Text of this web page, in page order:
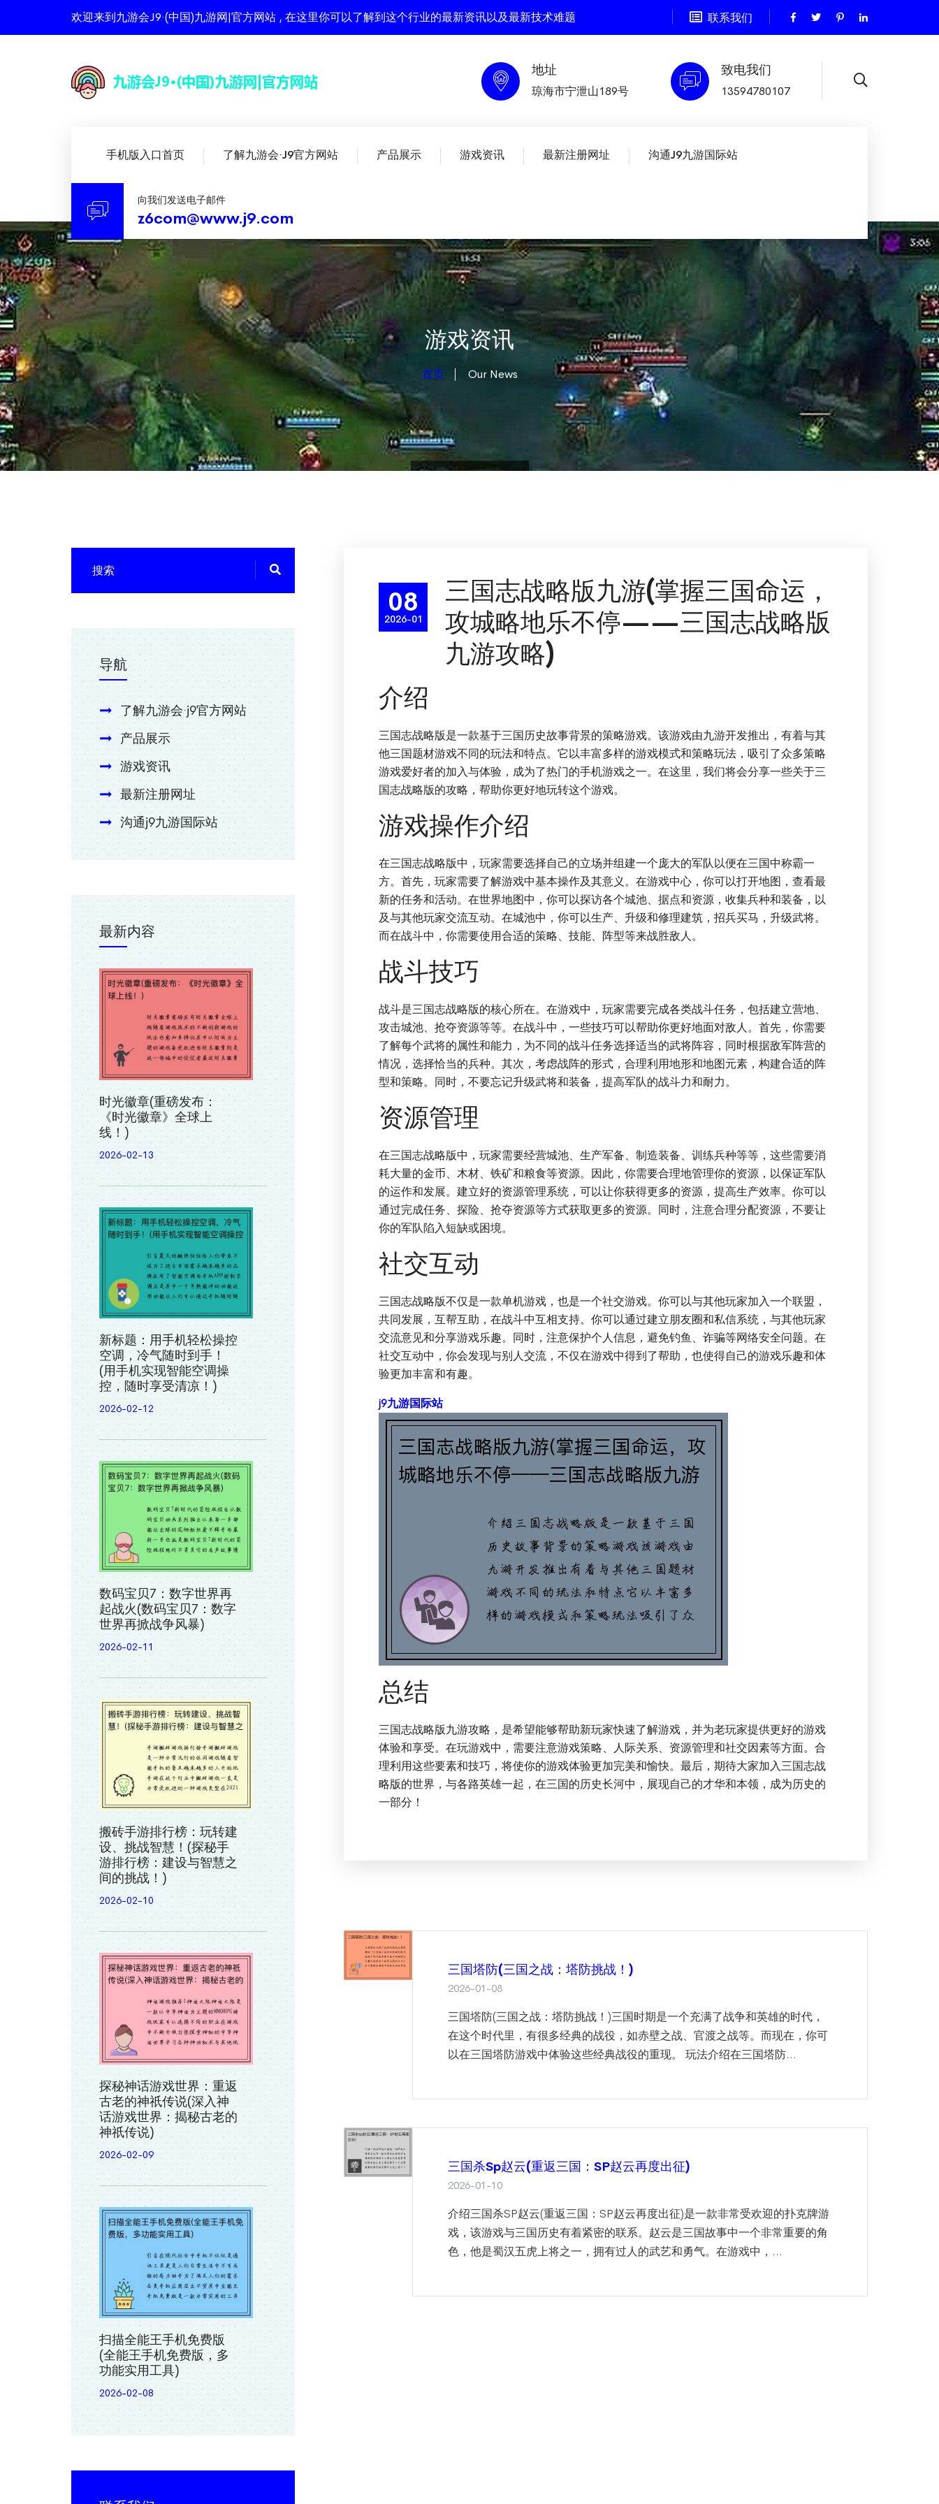
欢迎来到九游会J9·(中国)九游网|官方网站 , 在这里你可以了解到这个行业的最新资讯以及最新技术难题 联系我们
地址
琼海市宁泄山189号
致电我们
13594780107
手机版入口首页 了解九游会·J9官方网站 产品展示 游戏资讯 最新注册网址 沟通J9九游国际站
向我们发送电子邮件
z6com@www.j9.com
游戏资讯
首页 Our News
08
2026-01
三国志战略版九游(掌握三国命运，
攻城略地乐不停——三国志战略版
九游攻略)
介绍
三国志战略版是一款基于三国历史故事背景的策略游戏。该游戏由九游开发推出，有着与其
他三国题材游戏不同的玩法和特点。它以丰富多样的游戏模式和策略玩法，吸引了众多策略
游戏爱好者的加入与体验，成为了热门的手机游戏之一。在这里，我们将会分享一些关于三
国志战略版的攻略，帮助你更好地玩转这个游戏。
游戏操作介绍
在三国志战略版中，玩家需要选择自己的立场并组建一个庞大的军队以便在三国中称霸一
方。首先，玩家需要了解游戏中基本操作及其意义。在游戏中心，你可以打开地图，查看最
新的任务和活动。在世界地图中，你可以探访各个城池、据点和资源，收集兵种和装备，以
及与其他玩家交流互动。在城池中，你可以生产、升级和修理建筑，招兵买马，升级武将。
而在战斗中，你需要使用合适的策略、技能、阵型等来战胜敌人。
战斗技巧
战斗是三国志战略版的核心所在。在游戏中，玩家需要完成各类战斗任务，包括建立营地、
攻击城池、抢夺资源等等。在战斗中，一些技巧可以帮助你更好地面对敌人。首先，你需要
了解每个武将的属性和能力，为不同的战斗任务选择适当的武将阵容，同时根据敌军阵营的
情况，选择恰当的兵种。其次，考虑战阵的形式，合理利用地形和地图元素，构建合适的阵
型和策略。同时，不要忘记升级武将和装备，提高军队的战斗力和耐力。
资源管理
在三国志战略版中，玩家需要经营城池、生产军备、制造装备、训练兵种等等，这些需要消
耗大量的金币、木材、铁矿和粮食等资源。因此，你需要合理地管理你的资源，以保证军队
的运作和发展。建立好的资源管理系统，可以让你获得更多的资源，提高生产效率。你可以
通过完成任务、探险、抢夺资源等方式获取更多的资源。同时，注意合理分配资源，不要让
你的军队陷入短缺或困境。
社交互动
三国志战略版不仅是一款单机游戏，也是一个社交游戏。你可以与其他玩家加入一个联盟，
共同发展，互帮互助，在战斗中互相支持。你可以通过建立朋友圈和私信系统，与其他玩家
交流意见和分享游戏乐趣。同时，注意保护个人信息，避免钓鱼、诈骗等网络安全问题。在
社交互动中，你会发现与别人交流，不仅在游戏中得到了帮助，也使得自己的游戏乐趣和体
验更加丰富和有趣。
j9九游国际站
总结
三国志战略版九游攻略，是希望能够帮助新玩家快速了解游戏，并为老玩家提供更好的游戏
体验和享受。在玩游戏中，需要注意游戏策略、人际关系、资源管理和社交因素等方面。合
理利用这些要素和技巧，将使你的游戏体验更加完美和愉快。最后，期待大家加入三国志战
略版的世界，与各路英雄一起，在三国的历史长河中，展现自己的才华和本领，成为历史的
一部分！
三国塔防(三国之战：塔防挑战！)
2026-01-08
三国塔防(三国之战：塔防挑战！)三国时期是一个充满了战争和英雄的时代，
在这个时代里，有很多经典的战役，如赤壁之战、官渡之战等。而现在，你可
以在三国塔防游戏中体验这些经典战役的重现。 玩法介绍在三国塔防...
三国杀sp赵云(重返三国：SP赵云再度出征)
2026-01-10
介绍三国杀SP赵云(重返三国：SP赵云再度出征)是一款非常受欢迎的扑克牌游
戏，该游戏与三国历史有着紧密的联系。赵云是三国故事中一个非常重要的角
色，他是蜀汉五虎上将之一，拥有过人的武艺和勇气。在游戏中，...
导航
了解九游会·j9官方网站
产品展示
游戏资讯
最新注册网址
沟通j9九游国际站
最新内容
时光徽章(重磅发布：
《时光徽章》全球上
线！)
2026-02-13
新标题：用手机轻松操控
空调，冷气随时到手！
(用手机实现智能空调操
控，随时享受清凉！)
2026-02-12
数码宝贝7：数字世界再
起战火(数码宝贝7：数字
世界再掀战争风暴)
2026-02-11
搬砖手游排行榜：玩转建
设、挑战智慧！(探秘手
游排行榜：建设与智慧之
间的挑战！)
2026-02-10
探秘神话游戏世界：重返
古老的神祇传说(深入神
话游戏世界：揭秘古老的
神祇传说)
2026-02-09
扫描全能王手机免费版
(全能王手机免费版，多
功能实用工具)
2026-02-08